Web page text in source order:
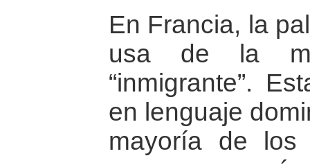
En Francia, la
usa de la
“inmigrante”.
en lenguaje
mayoría de los